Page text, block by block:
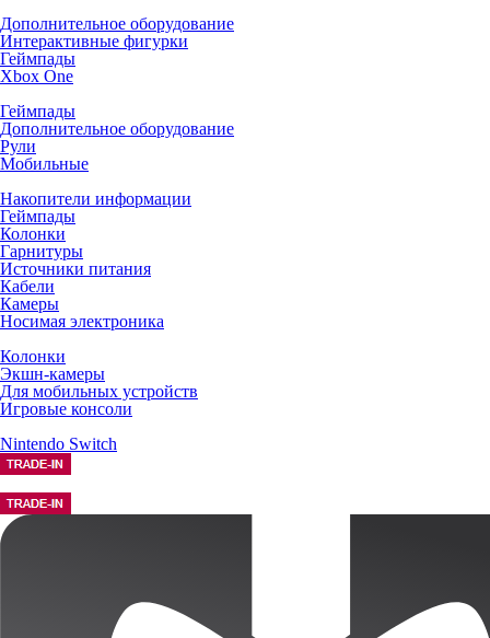
Дополнительное оборудование
Интерактивные фигурки
Геймпады
Xbox One
Геймпады
Дополнительное оборудование
Рули
Мобильные
Накопители информации
Геймпады
Колонки
Гарнитуры
Источники питания
Кабели
Камеры
Носимая электроника
Колонки
Экшн-камеры
Для мобильных устройств
Игровые консоли
Nintendo Switch